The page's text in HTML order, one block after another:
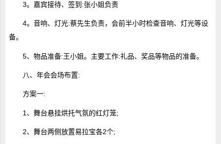
3。嘉宾接待、签到:张小姐负责
4。音响、灯光:蔡先生负责，会前半小时检查音响、灯光等设
备。
5、物品准备:王小姐。主要工作:礼品、奖品等物品的准备。
八、年会会场布置:
方案一:
1、舞台悬挂烘托气氛的红灯笼;
2、舞台两侧放置易拉宝各2个;